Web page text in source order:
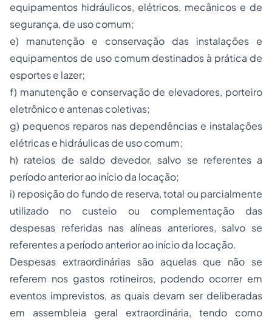
equipamentos hidráulicos, elétricos, mecânicos e de
segurança, de uso comum;
e) manutenção e conservação das instalações e
equipamentos de uso comum destinados à prática de
esportes e lazer;
f) manutenção e conservação de elevadores, porteiro
eletrônico e antenas coletivas;
g) pequenos reparos nas dependências e instalações
elétricas e hidráulicas de uso comum;
h) rateios de saldo devedor, salvo se referentes a
período anterior ao início da locação;
i) reposição do fundo de reserva, total ou parcialmente
utilizado no custeio ou complementação das
despesas referidas nas alíneas anteriores, salvo se
referentes a período anterior ao início da locação.
Despesas extraordinárias são aquelas que não se
referem nos gastos rotineiros, podendo ocorrer em
eventos imprevistos, as quais devam ser deliberadas
em assembleia geral extraordinária, tendo como